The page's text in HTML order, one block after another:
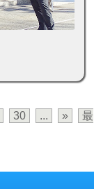
30 ... »
最